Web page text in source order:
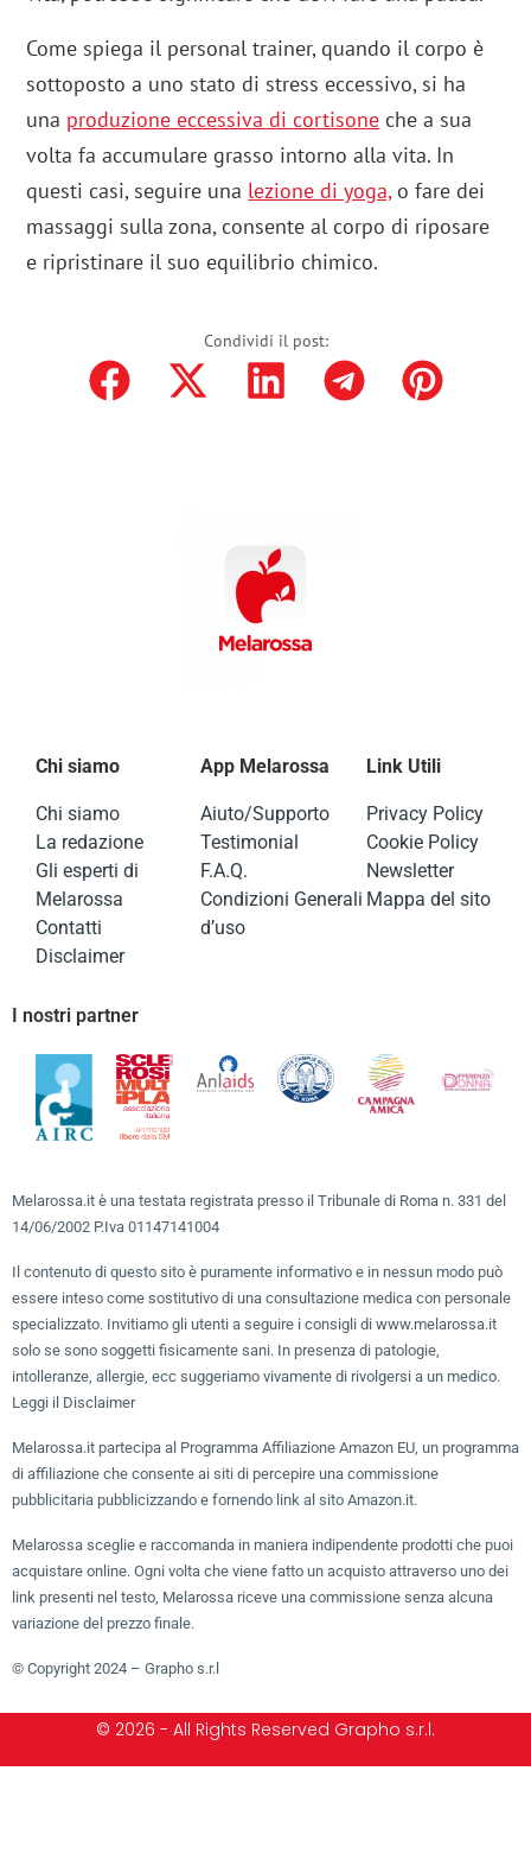
Come spiega il personal trainer, quando il corpo è
sottoposto a uno stato di stress eccessivo, si ha
una produzione eccessiva di cortisone che a sua
volta fa accumulare grasso intorno alla vita. In
questi casi, seguire una lezione di yoga,o fare dei
massaggi sulla zona, consente al corpo di riposare
e ripristinare il suo equilibrio chimico.
Condividi il post:
Chi siamo
Chi siamo
La redazione
Gli esperti di
Melarossa
Contatti
Disclaimer
App Melarossa
Aiuto/Supporto
Testimonial
F.A.Q.
Condizioni Generali
d’uso
Link Utili
Privacy Policy
Cookie Policy
Newsletter
Mappa del sito
I nostri partner
Melarossa.it è una testata registrata presso il Tribunale di Roma n. 331 del
14/06/2002 P.Iva 01147141004
Il contenuto di questo sito è puramente informativo e in nessun modo può
essere inteso come sostitutivo di una consultazione medica con personale
specializzato. Invitiamo gli utenti a seguire i consigli di www.melarossa.it
solo se sono soggetti fisicamente sani. In presenza di patologie,
intolleranze, allergie, ecc suggeriamo vivamente di rivolgersi a un medico.
Leggi il Disclaimer
Melarossa.it partecipa al Programma Affiliazione Amazon EU, un programma
di affiliazione che consente ai siti di percepire una commissione
pubblicitaria pubblicizzando e fornendo link al sito Amazon.it.
Melarossa sceglie e raccomanda in maniera indipendente prodotti che puoi
acquistare online. Ogni volta che viene fatto un acquisto attraverso uno dei
link presenti nel testo, Melarossa riceve una commissione senza alcuna
variazione del prezzo finale.
© Copyright 2024 – Grapho s.r.l
© 2026 - All Rights Reserved Grapho s.r.l.